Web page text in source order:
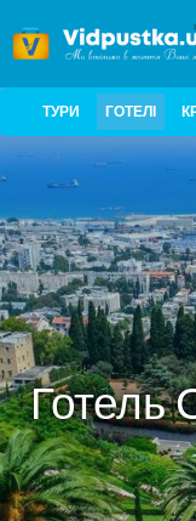
ТУРИ ГОТЕЛІ
Готель